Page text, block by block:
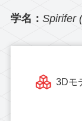
学名： Spirifer
3Dモ